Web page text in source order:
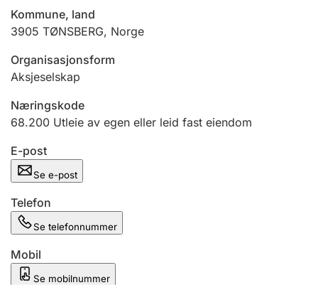
Ektepaktveileder
Offentlig sektor
Andre tema
Kommune, land
3905 TØNSBERG, Norge
Organisasjonsform
Aksjeselskap
Næringskode
68.200 Utleie av egen eller leid fast eiendom
E-post
Se e-post
Telefon
Se telefonnummer
Mobil
Se mobilnummer